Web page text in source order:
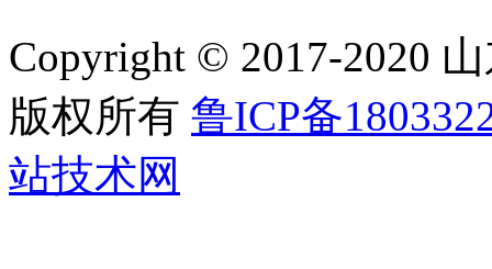
Copyright © 2017-2020
版权所有 鲁ICP备
站技术网